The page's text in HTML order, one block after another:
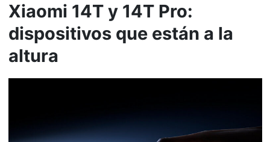
Xiaomi 14T y 14T Pro:
dispositivos que están a la
altura